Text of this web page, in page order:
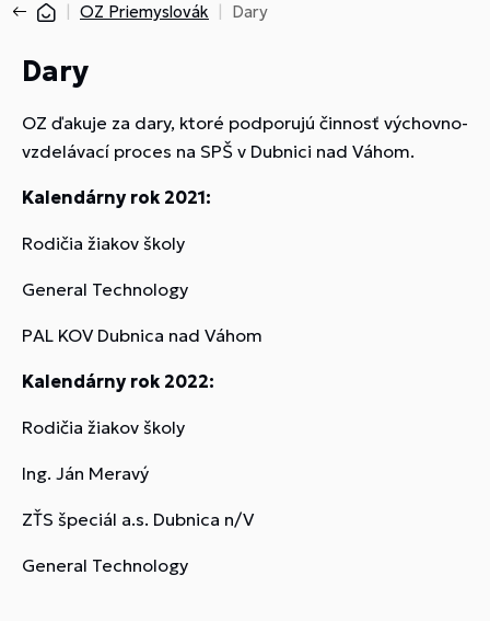
OZ Priemyslovák Dary
Dary
OZ ďakuje za dary, ktoré podporujú činnosť výchovno-
vzdelávací proces na SPŠ v Dubnici nad Váhom.
Kalendárny rok 2021:
Rodičia žiakov školy
General Technology
PAL KOV Dubnica nad Váhom
Kalendárny rok 2022:
Rodičia žiakov školy
Ing. Ján Meravý
ZŤS špeciál a.s. Dubnica n/V
General Technology